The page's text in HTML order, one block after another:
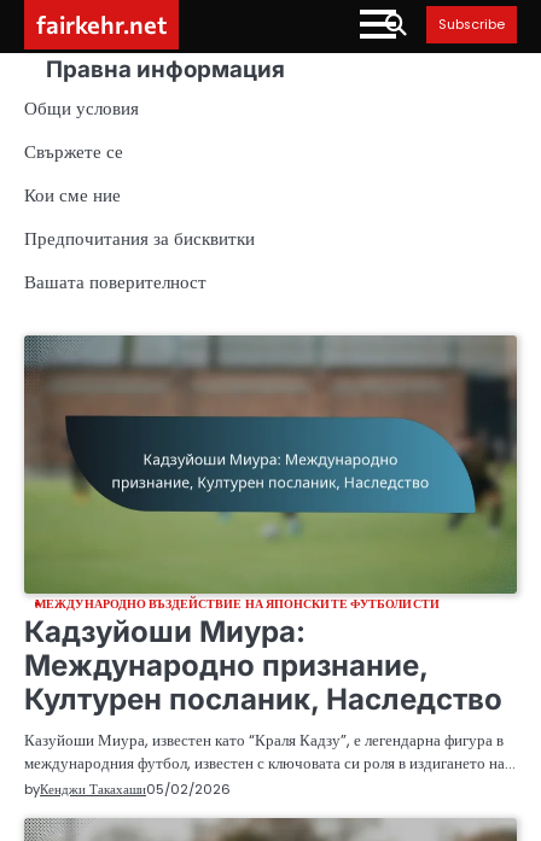
content
fairkehr.net Subscribe
Правна информация
Общи условия
Свържете се
Кои сме ние
Предпочитания за бисквитки
Вашата поверителност
МЕЖДУНАРОДНО ВЪЗДЕЙСТВИЕ НА ЯПОНСКИТЕ ФУТБОЛИСТИ
Кадзуйоши Миура:
Международно признание,
Културен посланик, Наследство
Казуйоши Миура, известен като “Краля Кадзу”, е легендарна фигура в
международния футбол, известен с ключовата си роля в издигането на…
byКенджи Такахаши05/02/2026